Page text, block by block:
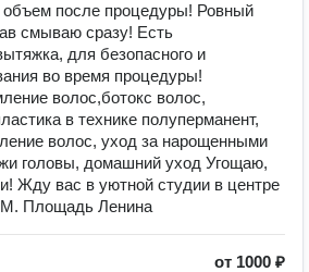
после процедуры! Ровный
смываю сразу! Есть
для безопасного и
во время процедуры!
волос,ботокс волос,
в технике полуперманент,
волос, уход за нарощенными
головы, домашний уход Угощаю,
Жду вас в уютной студии в центре
М. Площадь Ленина
от 1000 ₽